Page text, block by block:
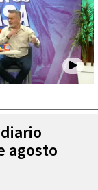
agosto